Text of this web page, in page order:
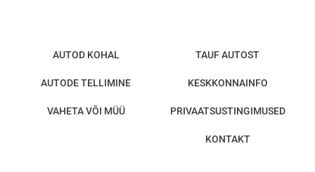
AUTOD KOHAL
AUTODE TELLIMINE
VAHETA VÕI MÜÜ
TAUF AUTOST
KESKKONNAINFO
PRIVAATSUSTINGIMUSED
KONTAKT